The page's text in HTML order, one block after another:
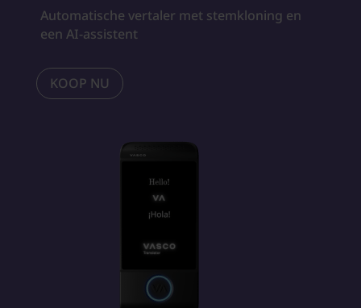
Automatische vertaler met stemkloning en
een AI-assistent
KOOP NU